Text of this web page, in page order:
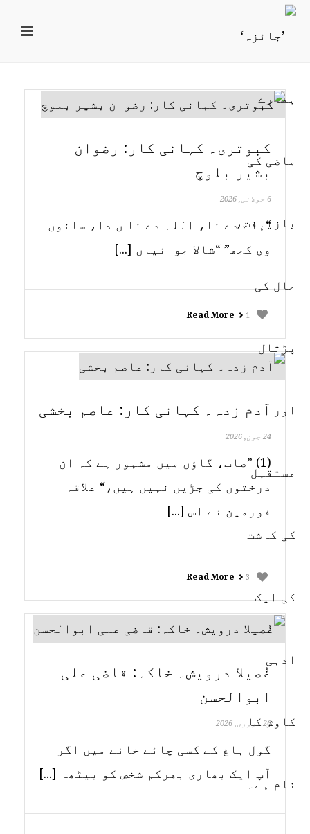
کبوتری۔ کہانی کار: رضوان
بشیر بلوچ
6 جولائی, 2026
“ہاے دے نا، اللہ دے نا ں دا، سانوں
وی کجھ” “شالا جوانیاں [...]
Read More 1
آدم زدہ۔ کہانی کار: عاصم بخشی
24 جون, 2026
(1) ”صاب، گاؤں میں مشہور ہے کہ ان
درختوں کی جڑیں نہیں ہیں،“ علاقہ
فورمین نے اس [...]
Read More 3
غُصیلا درویش۔ خاکہ: قاضی علی
ابوالحسن
26 فروری, 2026
گول باغ کے کسی چائے خانے میں اگر
آپ ایک بھاری بھرکم شخص کو بیٹھا [...]